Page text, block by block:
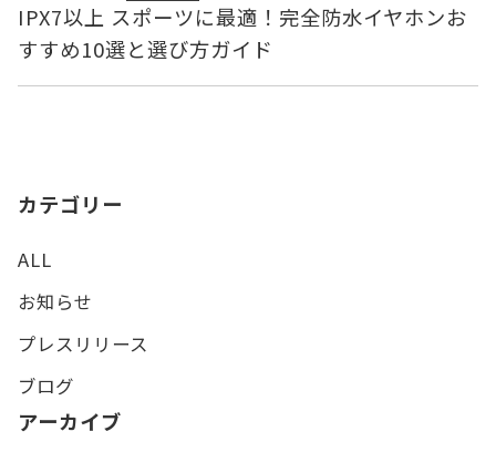
IPX7以上 スポーツに最適！完全防水イヤホンお
すすめ10選と選び方ガイド
カテゴリー
ALL
お知らせ
プレスリリース
ブログ
アーカイブ